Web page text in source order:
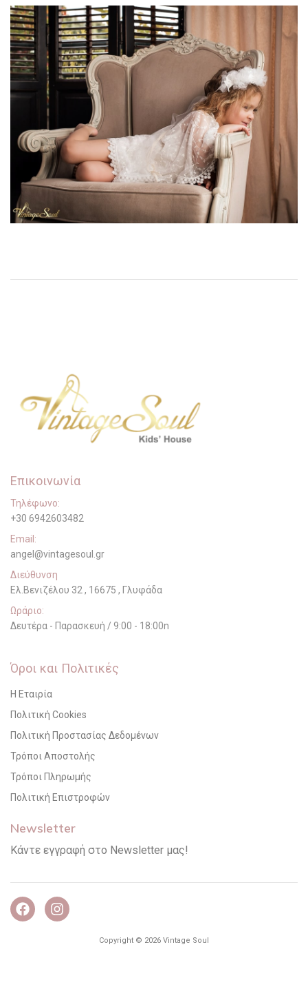
Επικοινωνία
Τηλέφωνο:
+30 6942603482
Email:
angel@vintagesoul.gr
Διεύθυνση
Ελ.Βενιζέλου 32 , 16675 , Γλυφάδα
Ωράριο:
Δευτέρα - Παρασκευή / 9:00 - 18:00n
Όροι και Πολιτικές
Η Εταιρία
Πολιτική Cookies
Πολιτική Προστασίας Δεδομένων
Τρόποι Αποστολής
Τρόποι Πληρωμής
Πολιτική Επιστροφών
Newsletter
Κάντε εγγραφή στο Newsletter μας!
Copyright © 2026 Vintage Soul